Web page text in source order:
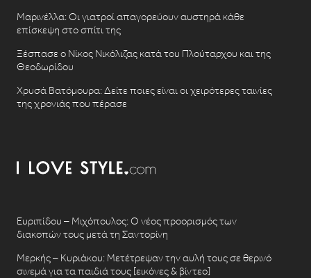
Μαρινέλλα: Οι γιατροί απαγορεύουν αυστηρά κάθε
επίσκεψη στο σπίτι της
Ξέσπασε ο Νίκος Νικόλιζας κατά του Πλούταρχου και της
Θεοδωρίδου
Χρυσά Βατόμουρα: Δείτε ποιες είναι οι χειρότερες ταινίες
της χρονιάς που πέρασε
Ευριπίδου – Μιχόπουλος: Ο νέος προορισμός των
διακοπών τους μετά τη Σαντορίνη
Μερκής – Κυριάκου: Μετέτρεψαν την αυλή τους σε θερινό
σινεμά για τα παιδιά τους [εικόνες & βίντεο]